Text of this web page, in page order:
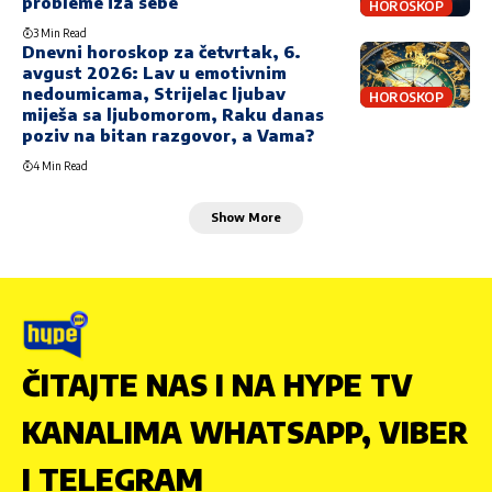
HOROSKOP
3 Min Read
HOROSKOP
Dnevni horoskop za četvrtak, 6.
avgust 2026: Lav u emotivnim
nedoumicama, Strijelac ljubav
miješa sa ljubomorom, Raku danas
poziv na bitan razgovor, a Vama?
4 Min Read
Show More
ČITAJTE NAS I NA HYPE TV
KANALIMA WHATSAPP, VIBER
I TELEGRAM